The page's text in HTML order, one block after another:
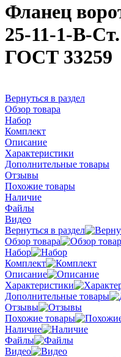
Фланец
25-11-1-B-
ГОСТ 33259
Вернуться в раздел
Обзор товара
Набор
Комплект
Описание
Характеристики
Дополнительные товары
Отзывы
Похожие товары
Наличие
Файлы
Видео
Вернуться в раздел
Обзор товара
Набор
Комплект
Описание
Характеристики
Дополнительные товары
Отзывы
Похожие товары
Наличие
Файлы
Видео